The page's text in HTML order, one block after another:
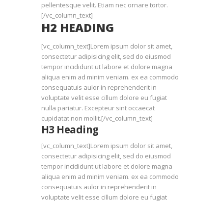
pellentesque velit. Etiam nec ornare tortor.
[/vc_column_text]
H2 HEADING
[vc_column_text]Lorem ipsum dolor sit amet,
consectetur adipisicing elit, sed do eiusmod
tempor incididunt ut labore et dolore magna
aliqua enim ad minim veniam. ex ea commodo
consequatuis aulor in reprehenderit in
voluptate velit esse cillum dolore eu fugiat
nulla pariatur. Excepteur sint occaecat
cupidatat non mollit.[/vc_column_text]
H3 Heading
[vc_column_text]Lorem ipsum dolor sit amet,
consectetur adipisicing elit, sed do eiusmod
tempor incididunt ut labore et dolore magna
aliqua enim ad minim veniam. ex ea commodo
consequatuis aulor in reprehenderit in
voluptate velit esse cillum dolore eu fugiat